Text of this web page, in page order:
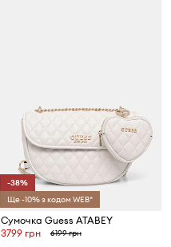
-38%
Ще -10% з кодом WEB*
Сумочка Guess ATABEY
3799 грн
6199 грн